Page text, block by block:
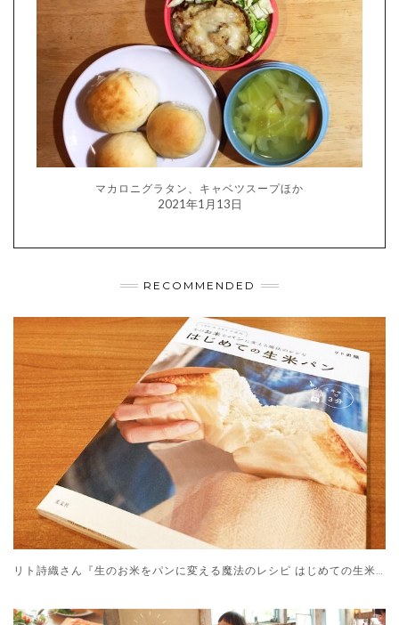
マカロニグラタン、キャベツスープほか
2021年1月13日
RECOMMENDED